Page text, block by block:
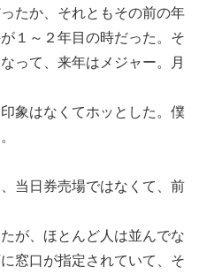
たか、それともその前の年
１～２年目の時だった。そ
って、来年はメジャー。月
象はなくてホッとした。僕
当日券売場ではなくて、前
が、ほとんど人は並んでな
窓口が指定されていて、そ